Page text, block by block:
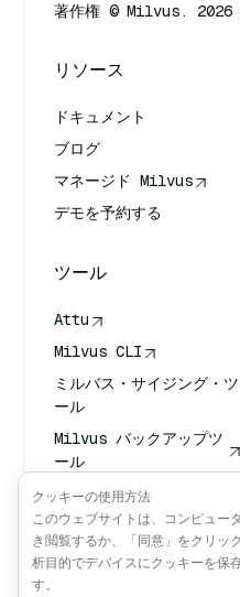
著作権 © Milvus. 2026
リソース
ドキュメント
ブログ
マネージド Milvus
デモを予約する
ツール
Attu
Milvus CLI
ミルバス・サイジング・ツ
ール
Milvus バックアップツ
ール
ベクトル転送サービス
(VTS)
ディープ・サーチャー
クッキーの使用方法
このウェブサイトは、コンピュー
き閲覧するか、「同意」をクリッ
析目的でデバイスにクッキーを保
す。